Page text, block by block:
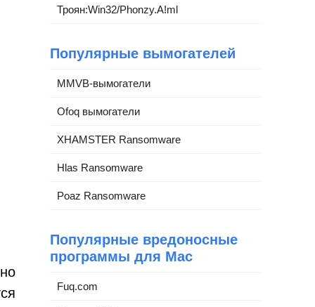
Троян:Win32/Phonzy.A!ml
Популярные вымогателей
MMVB-вымогатели
Ofoq вымогатели
XHAMSTER Ransomware
Hlas Ransomware
Poaz Ransomware
Популярные вредоносные
программы для Mac
Fuq.com